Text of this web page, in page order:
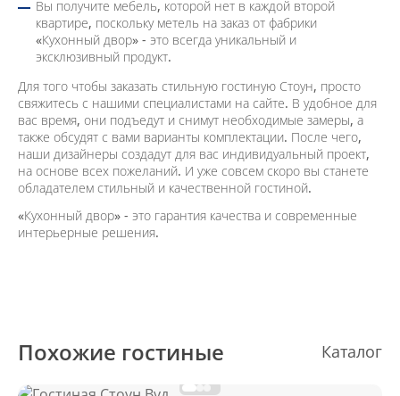
Вы получите мебель, которой нет в каждой второй
квартире, поскольку метель на заказ от фабрики
«Кухонный двор» - это всегда уникальный и
эксклюзивный продукт.
Для того чтобы заказать стильную гостиную Стоун, просто
свяжитесь с нашими специалистами на сайте. В удобное для
вас время, они подъедут и снимут необходимые замеры, а
также обсудят с вами варианты комплектации. После чего,
наши дизайнеры создадут для вас индивидуальный проект,
на основе всех пожеланий. И уже совсем скоро вы станете
обладателем стильный и качественной гостиной.
«Кухонный двор» - это гарантия качества и современные
интерьерные решения.
Похожие гостиные Каталог